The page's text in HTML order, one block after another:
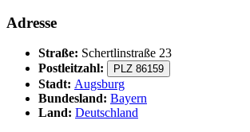
Adresse
Straße: Schertlinstraße 23
Postleitzahl:
PLZ 86159
Stadt: Augsburg
Bundesland: Bayern
Land: Deutschland